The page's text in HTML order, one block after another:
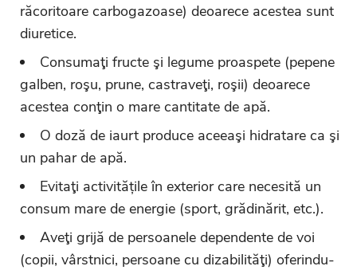
răcoritoare carbogazoase) deoarece acestea sunt
diuretice.
Consumaţi fructe şi legume proaspete (pepene
galben, roşu, prune, castraveţi, roşii) deoarece
acestea conţin o mare cantitate de apă.
O doză de iaurt produce aceeaşi hidratare ca şi
un pahar de apă.
Evitaţi activitățile în exterior care necesită un
consum mare de energie (sport, grădinărit, etc.).
Aveţi grijă de persoanele dependente de voi
(copii, vârstnici, persoane cu dizabilităţi) oferindu-